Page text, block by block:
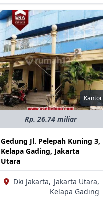
Kantor
Rp. 26.74 miliar
Gedung Jl. Pelepah Kuning 3,
Kelapa Gading, Jakarta
Utara
Dki Jakarta, Jakarta Utara,
Kelapa Gading